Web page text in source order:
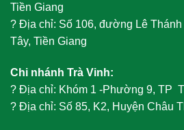
Tiền Giang
? Địa chỉ: Số 106, đường Lê Thánh
Tây, Tiền Giang
Chi nhánh Trà Vinh:
? Địa chỉ: Khóm 1 -Phường 9, TP
? Địa chỉ: Số 85, K2, Huyện Châu